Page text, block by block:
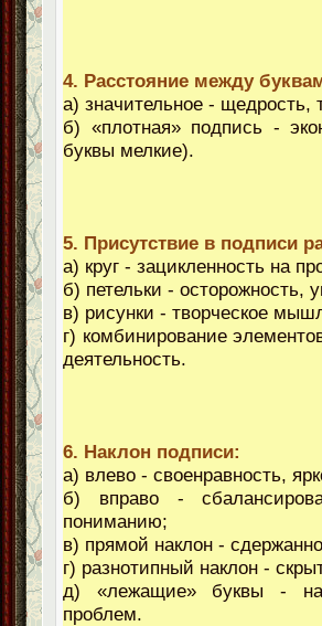
4. Расстояние между
а) значительное - щедрость,
б) «плотная» подпись -
буквы мелкие).
5. Присутствие в подписи
а) круг - зацикленность на
б) петельки - осторожность,
в) рисунки - творческое
г) комбинирование
деятельность.
6. Наклон подписи:
а) влево - своенравность,
б) вправо -
пониманию;
в) прямой наклон -
г) разнотипный наклон -
д) «лежащие» буквы -
проблем.